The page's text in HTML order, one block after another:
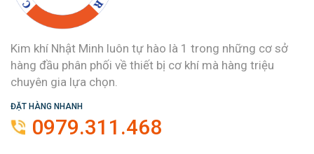
Kim khí Nhật Minh luôn tự hào là 1 trong những cơ sở
hàng đầu phân phối về thiết bị cơ khí mà hàng triệu
chuyên gia lựa chọn.
ĐẶT HÀNG NHANH
0979.311.468